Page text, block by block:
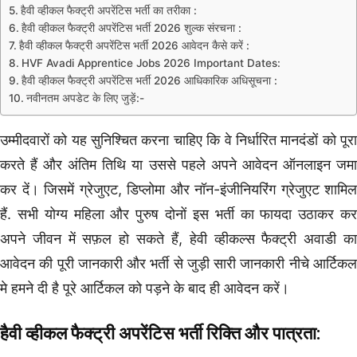
हैवी व्हीकल फैक्ट्री अपरेंटिस भर्ती का तरीका :
हैवी व्हीकल फैक्ट्री अपरेंटिस भर्ती 2026 शुल्क संरचना :
हैवी व्हीकल फैक्ट्री अपरेंटिस भर्ती 2026 आवेदन कैसे करें :
HVF Avadi Apprentice Jobs 2026 Important Dates:
हैवी व्हीकल फैक्ट्री अपरेंटिस भर्ती 2026 आधिकारिक अधिसूचना :
नवीनतम अपडेट के लिए जुड़ें:-
उम्मीदवारों को यह सुनिश्चित करना चाहिए कि वे निर्धारित मानदंडों को पूरा
करते हैं और अंतिम तिथि या उससे पहले अपने आवेदन ऑनलाइन जमा
कर दें। जिसमें ग्रेजुएट, डिप्लोमा और नॉन-इंजीनियरिंग ग्रेजुएट शामिल
हैं. सभी योग्य महिला और पुरुष दोनों इस भर्ती का फायदा उठाकर कर
अपने जीवन में सफ़ल हो सकते हैं, हेवी व्हीकल्स फैक्ट्री अवाडी का
आवेदन की पूरी जानकारी और भर्ती से जुड़ी सारी जानकारी नीचे आर्टिकल
मे हमने दी है पूरे आर्टिकल को पड़ने के बाद ही आवेदन करें।
हैवी व्हीकल फैक्ट्री अपरेंटिसभर्तीरिक्ति और पात्रता: